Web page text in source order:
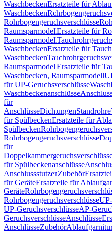
WaschbeckenErsatzteile für
Waschbecken
Rohrbogengeruchsverschlüsse
RaumsparmodellErsatzteile für
Raumsparmodell
WaschbeckenErsatzteile für
Waschbecken
RaumsparmodellErsatzteile für
Waschbecken, Raumsparmodell
für UP-Geruchsverschlüsse
Waschbeckenanschlüsse
für
AnschlüsseDichtungenStandrohre
für SpülbeckenErsatzteile für
Spülbecken
Rohrbogengeruchsverschlüsse
für
Doppelkammergeruchsverschlüsse
für Spülbeckenanschlüsse
AnschlussstutzenZubehör
für GeräteErsatzteile für
Geräte
Rohrbogengeruchsverschlüsse
UP-GeruchsverschlüsseAP-
GeruchsverschlüsseAnschlüsse
AnschlüsseZubehör